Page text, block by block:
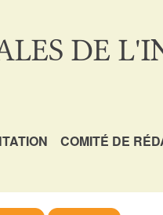
DE
COMITÉ DE